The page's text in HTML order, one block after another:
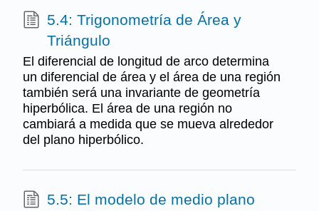
5.4: Trigonometría de Área y
Triángulo
El diferencial de longitud de arco determina
un diferencial de área y el área de una región
también será una invariante de geometría
hiperbólica. El área de una región no
cambiará a medida que se mueva alrededor
del plano hiperbólico.
5.5: El modelo de medio plano